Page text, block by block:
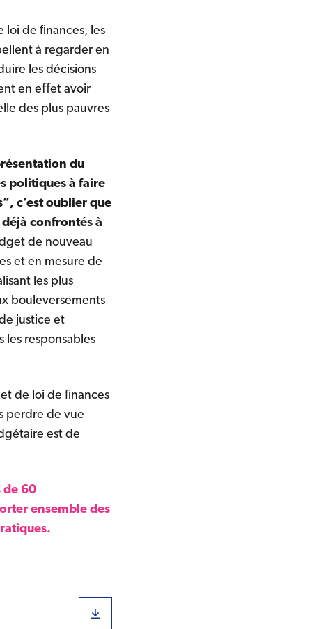
loi de ﬁnances, les
à regarder en
les décisions
en eﬀet avoir
des plus pauvres
du
politiques à faire
c’est oublier que
déjà confrontés à
de nouveau
et en mesure de
les plus
bouleversements
justice et
responsables
de loi de ﬁnances
perdre de vue
est de
de 60
ensemble des